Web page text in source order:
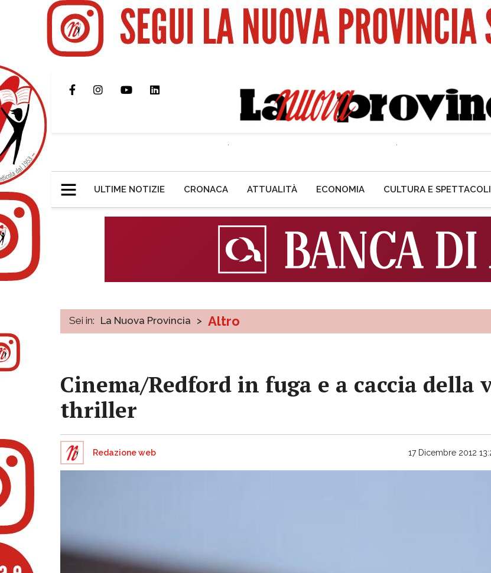
ULTIME NOTIZIE CRONACA ATTUALITÀ ECONOMIA CULTURA E SPETTACOLI
Sei in: La Nuova Provincia > Altro
Cinema/Redford in fuga e a caccia della
thriller
Redazione web 17 Dicembre 2012